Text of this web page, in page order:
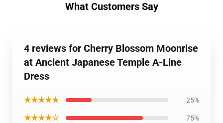
What Customers Say
4 reviews for Cherry Blossom Moonrise
at Ancient Japanese Temple A-Line
Dress
★★★★★ 25%
★★★★☆ 75%